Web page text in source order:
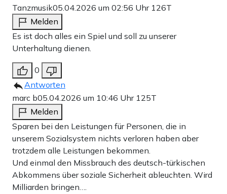
Tanzmusik05.04.2026 um 02:56 Uhr 126T
Melden
Es ist doch alles ein Spiel und soll zu unserer
Unterhaltung dienen.
0
Antworten
marc b05.04.2026 um 10:46 Uhr 125T
Melden
Sparen bei den Leistungen für Personen, die in
unserem Sozialsystem nichts verloren haben aber
trotzdem alle Leistungen bekommen.
Und einmal den Missbrauch des deutsch-türkischen
Abkommens über soziale Sicherheit ableuchten. Wird
Milliarden bringen….